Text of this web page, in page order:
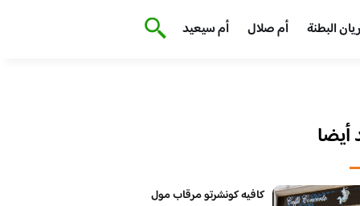
البطنة أم صلال أم سيعيد
كافيه كونشرتو مرقاب مول